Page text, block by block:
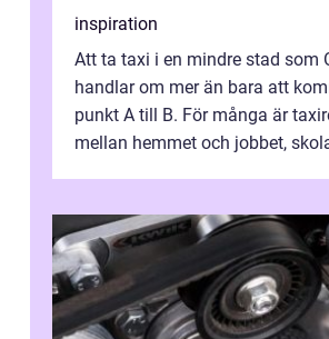
inspiration
Att ta taxi i en mindre stad som
handlar om mer än bara att
punkt A till B. För många är
mellan hemmet och jobbet,